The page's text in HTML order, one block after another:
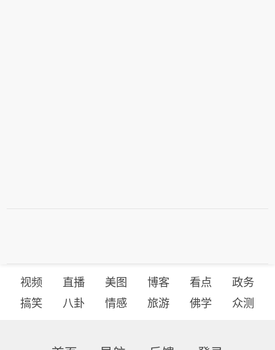
视频 直播 美图 博客 看点
政务
搞笑
八卦 情感 旅游 佛学 众测